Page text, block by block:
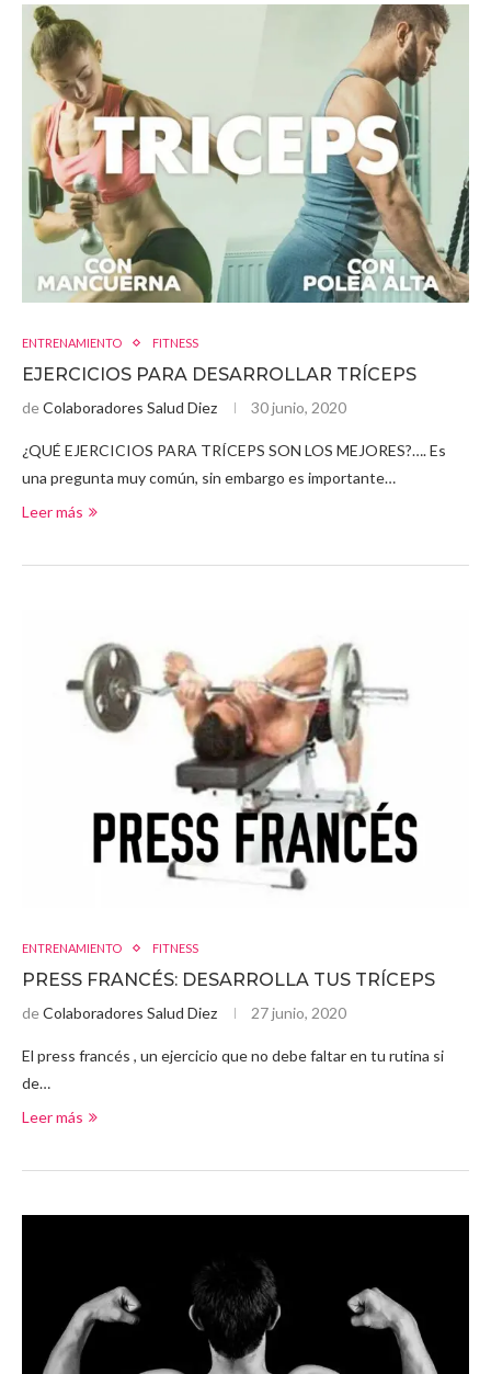
ENTRENAMIENTO FITNESS
EJERCICIOS PARA DESARROLLAR TRÍCEPS
deColaboradores Salud Diez 30 junio, 2020
¿QUÉ EJERCICIOS PARA TRÍCEPS SON LOS MEJORES?…. Es
una pregunta muy común, sin embargo es importante…
Leer más
ENTRENAMIENTO FITNESS
PRESS FRANCÉS: DESARROLLA TUS TRÍCEPS
deColaboradores Salud Diez 27 junio, 2020
El press francés , un ejercicio que no debe faltar en tu rutina si
de…
Leer más